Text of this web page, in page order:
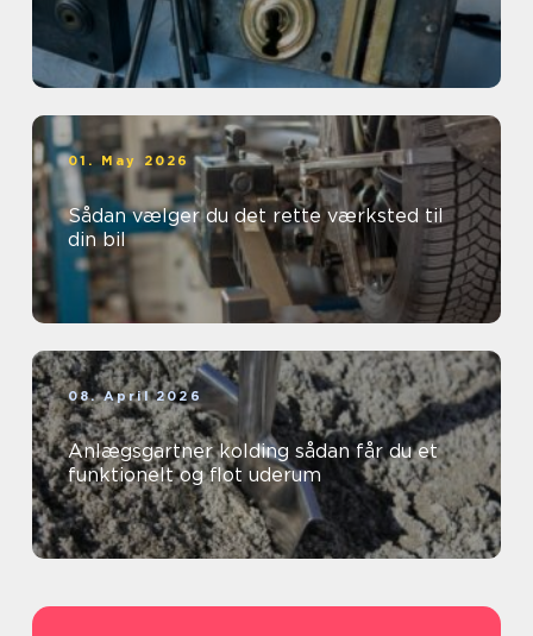
01. May 2026
Sådan vælger du det rette værksted til
din bil
08. April 2026
Anlægsgartner kolding sådan får du et
funktionelt og flot uderum